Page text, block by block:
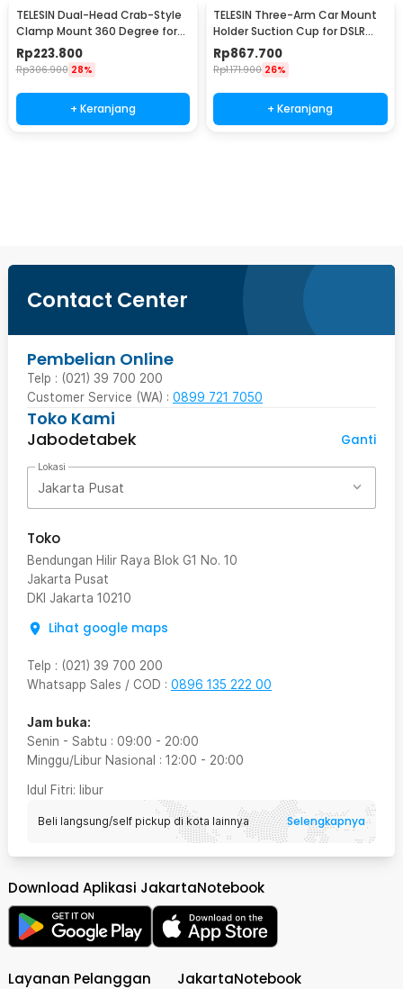
TELESIN Dual-Head Crab-Style
Clamp Mount 360 Degree for
GoPro - GP-HBM-001-D
Rp223.800
Rp306.900 28%
+ Keranjang
TELESIN Three-Arm Car Mount
Holder Suction Cup for DSLR
GoPro DJI Osmo - TE-TSB-001
Rp867.700
Rp1.171.900 26%
+ Keranjang
Contact Center
Pembelian Online
Telp : (021) 39 700 200
Customer Service (WA) : 0899 721 7050
Toko Kami
Jabodetabek
Ganti
Lokasi
Jakarta Pusat
Toko
Bendungan Hilir Raya Blok G1 No. 10
Jakarta Pusat
DKI Jakarta 10210
Lihat google maps
Telp : (021) 39 700 200
Whatsapp Sales / COD : 0896 135 222 00
Jam buka:
Senin - Sabtu : 09:00 - 20:00
Minggu/Libur Nasional : 12:00 - 20:00
Idul Fitri: libur
Beli langsung/self pickup di kota lainnya Selengkapnya
Download Aplikasi JakartaNotebook
Layanan Pelanggan JakartaNotebook